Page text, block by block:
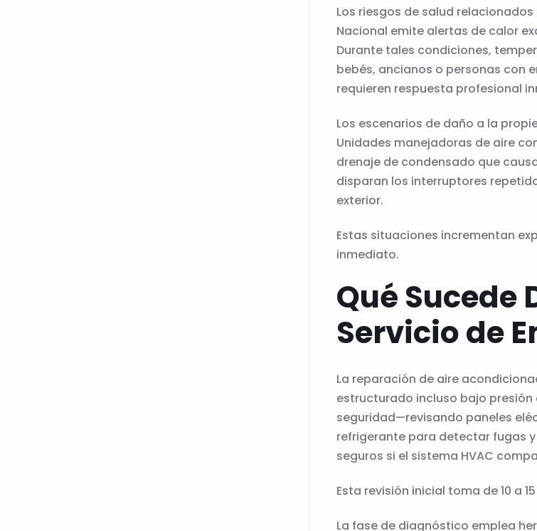
Los riesgos de salud
Nacional emite alertas de calor
Durante tales condiciones,
bebés, ancianos o personas con
requieren respuesta profesional
Los escenarios de daño a la
Unidades manejadoras de aire
drenaje de condensado que
disparan los interruptores
exterior.
Estas situaciones incrementan
inmediato.
Qué
Servicio de
La reparación de aire
estructurado incluso bajo
seguridad—revisando paneles
refrigerante para detectar fugas
seguros si el sistema HVAC
Esta revisión inicial toma de 10 a
La fase de diagnóstico emplea